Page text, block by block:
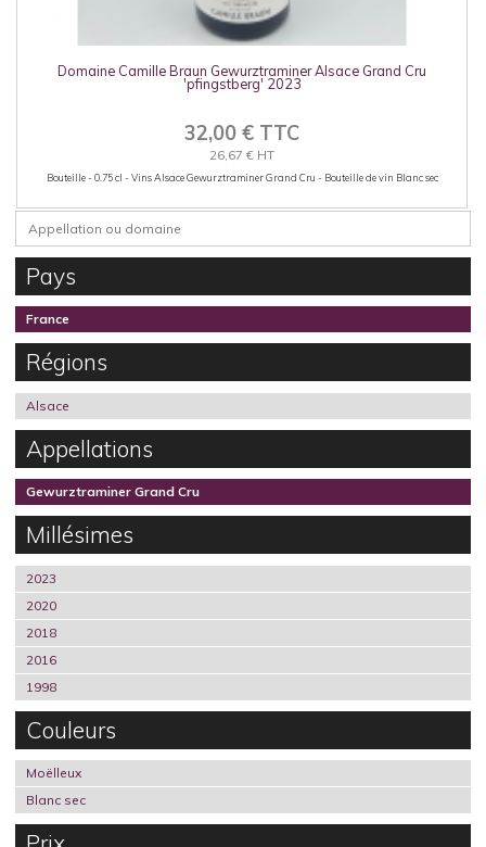
Domaine Camille Braun Gewurztraminer Alsace Grand Cru
'pfingstberg' 2023
32,00 € TTC
26,67 € HT
Bouteille - 0.75 cl - Vins Alsace Gewurztraminer Grand Cru - Bouteille de vin Blanc sec
Pays
France
Régions
Alsace
Appellations
Gewurztraminer Grand Cru
Millésimes
2023
2020
2018
2016
1998
Couleurs
Moëlleux
Blanc sec